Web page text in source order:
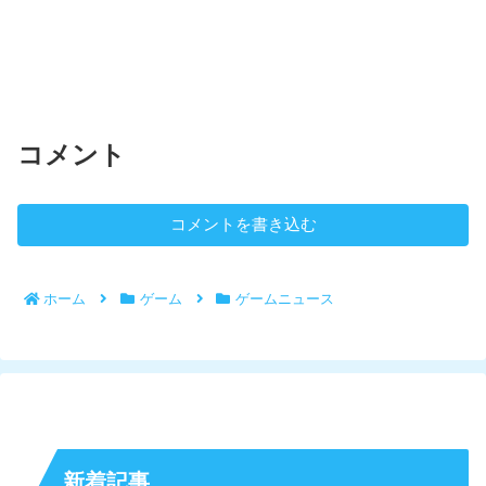
コメント
コメントを書き込む
ホーム ゲーム ゲームニュース